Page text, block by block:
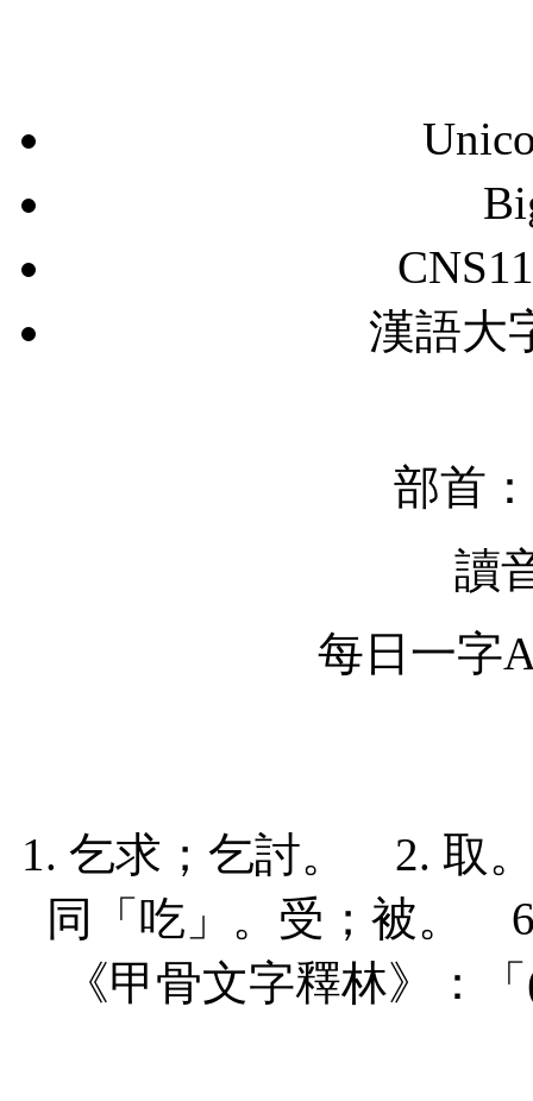
漢語大
部首：
讀
每日一字
1. 乞求；乞討。 2.
同「吃」。受；被。
《甲骨文字釋林》：